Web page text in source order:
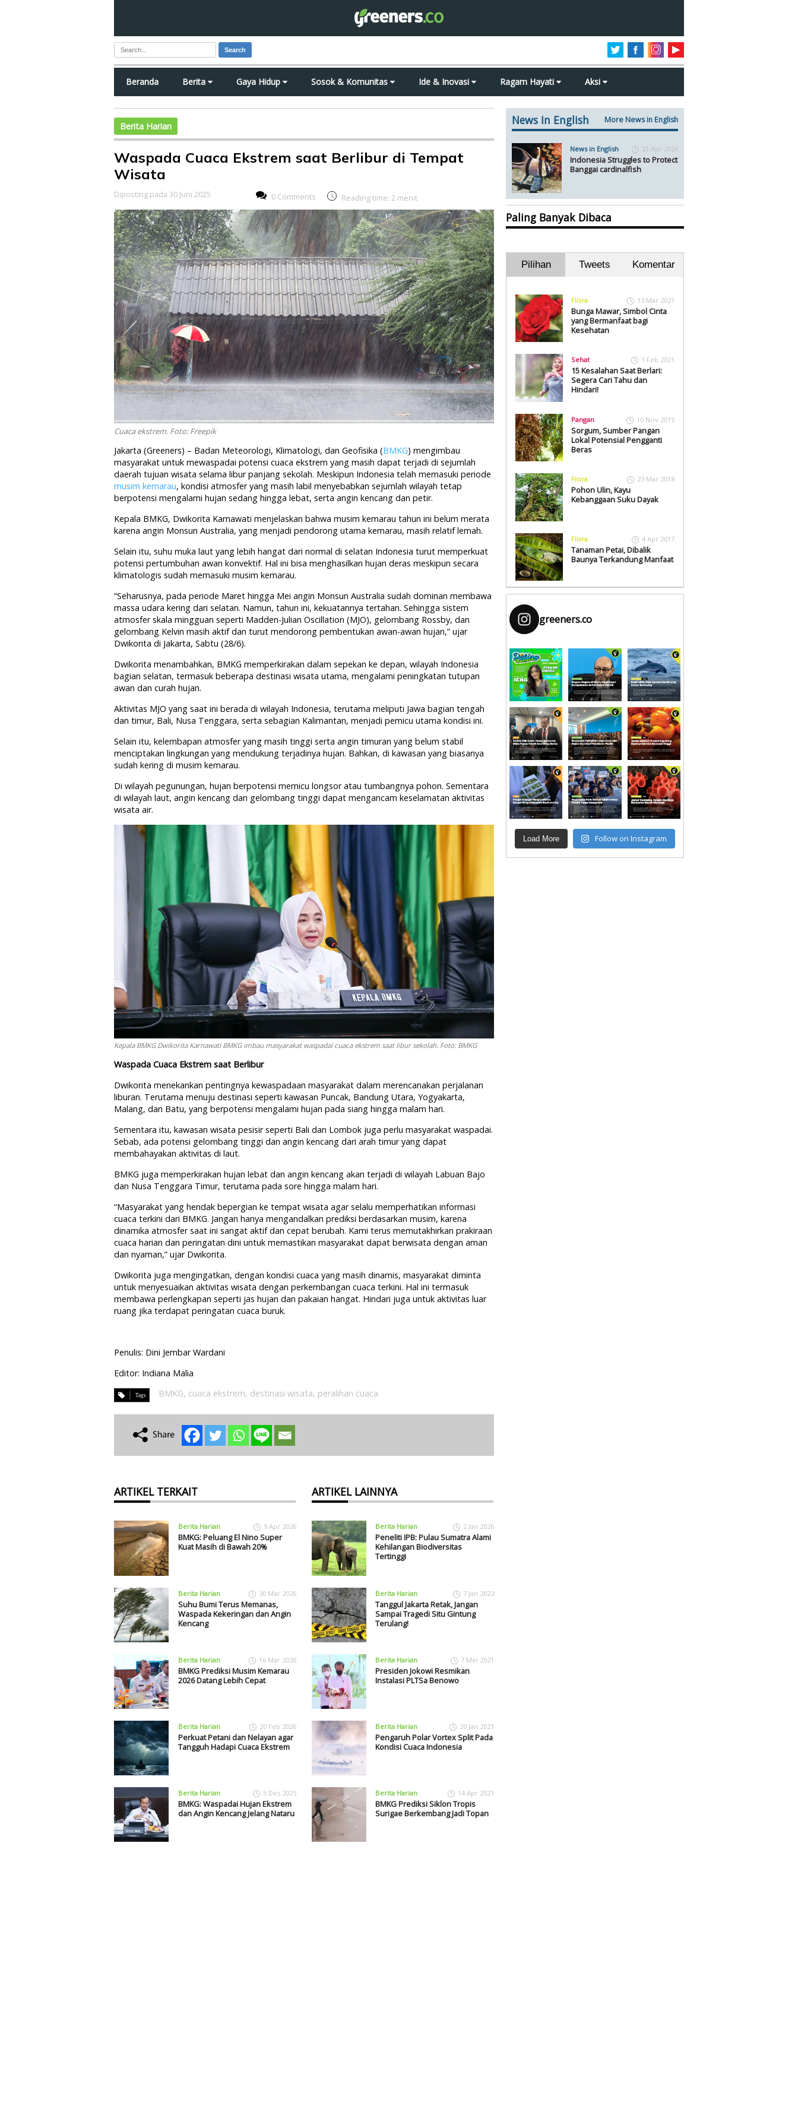
Search
Beranda Berita Gaya Hidup Sosok & Komunitas Ide & Inovasi Ragam Hayati Aksi
Berita Harian
Waspada Cuaca Ekstrem saat Berlibur di Tempat
Wisata
Diposting pada 30 Juni 2025 0 Comments Reading time: 2 menit
Cuaca ekstrem. Foto: Freepik
Jakarta (Greeners) – Badan Meteorologi, Klimatologi, dan Geofisika (BMKG) mengimbau
masyarakat untuk mewaspadai potensi cuaca ekstrem yang masih dapat terjadi di sejumlah
daerah tujuan wisata selama libur panjang sekolah. Meskipun Indonesia telah memasuki periode
musim kemarau, kondisi atmosfer yang masih labil menyebabkan sejumlah wilayah tetap
berpotensi mengalami hujan sedang hingga lebat, serta angin kencang dan petir.
Kepala BMKG, Dwikorita Karnawati menjelaskan bahwa musim kemarau tahun ini belum merata
karena angin Monsun Australia, yang menjadi pendorong utama kemarau, masih relatif lemah.
Selain itu, suhu muka laut yang lebih hangat dari normal di selatan Indonesia turut memperkuat
potensi pertumbuhan awan konvektif. Hal ini bisa menghasilkan hujan deras meskipun secara
klimatologis sudah memasuki musim kemarau.
“Seharusnya, pada periode Maret hingga Mei angin Monsun Australia sudah dominan membawa
massa udara kering dari selatan. Namun, tahun ini, kekuatannya tertahan. Sehingga sistem
atmosfer skala mingguan seperti Madden-Julian Oscillation (MJO), gelombang Rossby, dan
gelombang Kelvin masih aktif dan turut mendorong pembentukan awan-awan hujan,” ujar
Dwikorita di Jakarta, Sabtu (28/6).
Dwikorita menambahkan, BMKG memperkirakan dalam sepekan ke depan, wilayah Indonesia
bagian selatan, termasuk beberapa destinasi wisata utama, mengalami peningkatan tutupan
awan dan curah hujan.
Aktivitas MJO yang saat ini berada di wilayah Indonesia, terutama meliputi Jawa bagian tengah
dan timur, Bali, Nusa Tenggara, serta sebagian Kalimantan, menjadi pemicu utama kondisi ini.
Selain itu, kelembapan atmosfer yang masih tinggi serta angin timuran yang belum stabil
menciptakan lingkungan yang mendukung terjadinya hujan. Bahkan, di kawasan yang biasanya
sudah kering di musim kemarau.
Di wilayah pegunungan, hujan berpotensi memicu longsor atau tumbangnya pohon. Sementara
di wilayah laut, angin kencang dan gelombang tinggi dapat mengancam keselamatan aktivitas
wisata air.
Kepala BMKG Dwikorita Karnawati BMKG imbau masyarakat waspadai cuaca ekstrem saat libur sekolah. Foto: BMKG
Waspada Cuaca Ekstrem saat Berlibur
Dwikorita menekankan pentingnya kewaspadaan masyarakat dalam merencanakan perjalanan
liburan. Terutama menuju destinasi seperti kawasan Puncak, Bandung Utara, Yogyakarta,
Malang, dan Batu, yang berpotensi mengalami hujan pada siang hingga malam hari.
Sementara itu, kawasan wisata pesisir seperti Bali dan Lombok juga perlu masyarakat waspadai.
Sebab, ada potensi gelombang tinggi dan angin kencang dari arah timur yang dapat
membahayakan aktivitas di laut.
BMKG juga memperkirakan hujan lebat dan angin kencang akan terjadi di wilayah Labuan Bajo
dan Nusa Tenggara Timur, terutama pada sore hingga malam hari.
“Masyarakat yang hendak bepergian ke tempat wisata agar selalu memperhatikan informasi
cuaca terkini dari BMKG. Jangan hanya mengandalkan prediksi berdasarkan musim, karena
dinamika atmosfer saat ini sangat aktif dan cepat berubah. Kami terus memutakhirkan prakiraan
cuaca harian dan peringatan dini untuk memastikan masyarakat dapat berwisata dengan aman
dan nyaman,” ujar Dwikorita.
Dwikorita juga mengingatkan, dengan kondisi cuaca yang masih dinamis, masyarakat diminta
untuk menyesuaikan aktivitas wisata dengan perkembangan cuaca terkini. Hal ini termasuk
membawa perlengkapan seperti jas hujan dan pakaian hangat. Hindari juga untuk aktivitas luar
ruang jika terdapat peringatan cuaca buruk.
Penulis: Dini Jembar Wardani
Editor: Indiana Malia
BMKG, cuaca ekstrem, destinasi wisata, peralihan cuaca
ARTIKEL TERKAIT
Berita Harian 9 Apr 2026
BMKG: Peluang El Nino Super
Kuat Masih di Bawah 20%
Berita Harian 30 Mar 2026
Suhu Bumi Terus Memanas,
Waspada Kekeringan dan Angin
Kencang
Berita Harian 16 Mar 2026
BMKG Prediksi Musim Kemarau
2026 Datang Lebih Cepat
Berita Harian 20 Feb 2026
Perkuat Petani dan Nelayan agar
Tangguh Hadapi Cuaca Ekstrem
Berita Harian 5 Des 2025
BMKG: Waspadai Hujan Ekstrem
dan Angin Kencang Jelang Nataru
ARTIKEL LAINNYA
Berita Harian 2 Jan 2026
Peneliti IPB: Pulau Sumatra Alami
Kehilangan Biodiversitas
Tertinggi
Berita Harian 7 Jan 2023
Tanggul Jakarta Retak, Jangan
Sampai Tragedi Situ Gintung
Terulang!
Berita Harian 7 Mei 2021
Presiden Jokowi Resmikan
Instalasi PLTSa Benowo
Berita Harian 20 Jan 2021
Pengaruh Polar Vortex Split Pada
Kondisi Cuaca Indonesia
Berita Harian 14 Apr 2021
BMKG Prediksi Siklon Tropis
Surigae Berkembang Jadi Topan
News In English More News in English
News in English 21 Apr 2024
Indonesia Struggles to Protect
Banggai cardinalfish
Paling Banyak Dibaca
Pilihan Tweets Komentar
Flora 13 Mar 2021
Bunga Mawar, Simbol Cinta
yang Bermanfaat bagi
Kesehatan
Sehat 1 Feb 2021
15 Kesalahan Saat Berlari:
Segera Cari Tahu dan
Hindari!
Pangan 10 Nov 2015
Sorgum, Sumber Pangan
Lokal Potensial Pengganti
Beras
Flora 23 Mar 2018
Pohon Ulin, Kayu
Kebanggaan Suku Dayak
Flora 4 Apr 2017
Tanaman Petai, Dibalik
Baunya Terkandung Manfaat
greeners.co
Load More Follow on Instagram